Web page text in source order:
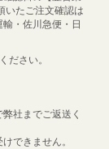
いたご注文確認は
・佐川急便・日
ださい。
社までご返送く
できません。